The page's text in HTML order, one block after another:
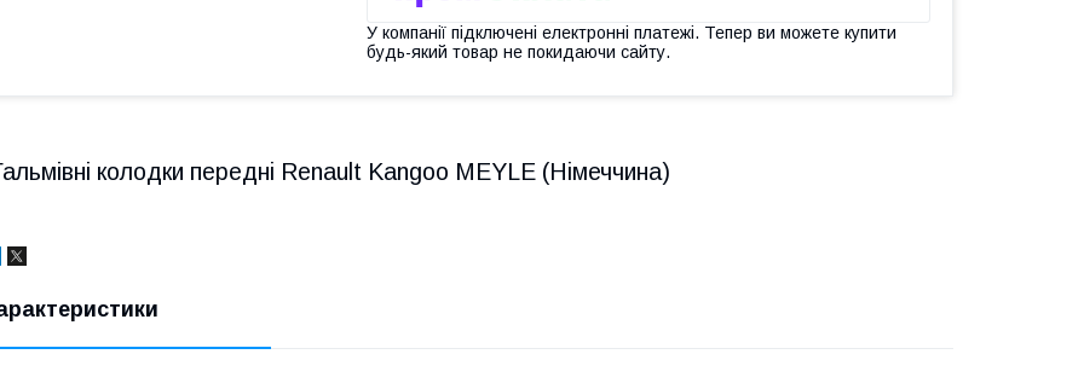
У компанії підключені електронні платежі. Тепер ви можете купити
будь-який товар не покидаючи сайту.
колодки передні Renault Kangoo MEYLE (Німеччина)